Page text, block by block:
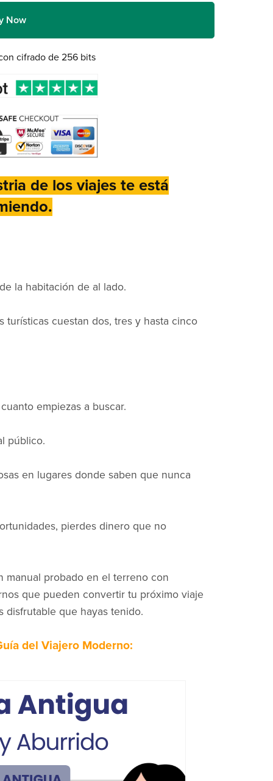
Now
cifrado de 256 bits
de los viajes te está
la habitación de al lado.
turísticas cuestan dos, tres y hasta cinco
empiezas a buscar.
público.
en lugares donde saben que nunca
pierdes dinero que no
manual probado en el terreno con
que pueden convertir tu próximo viaje
disfrutable que hayas tenido.
del Viajero Moderno: